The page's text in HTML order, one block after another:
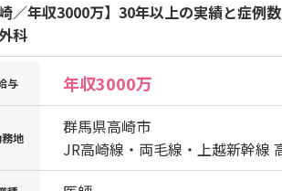
崎／年収3000万】30年以上の実績と症例
科
与 年収3000万
地
群馬県高崎市
JR高崎線・両毛線・上越新幹線